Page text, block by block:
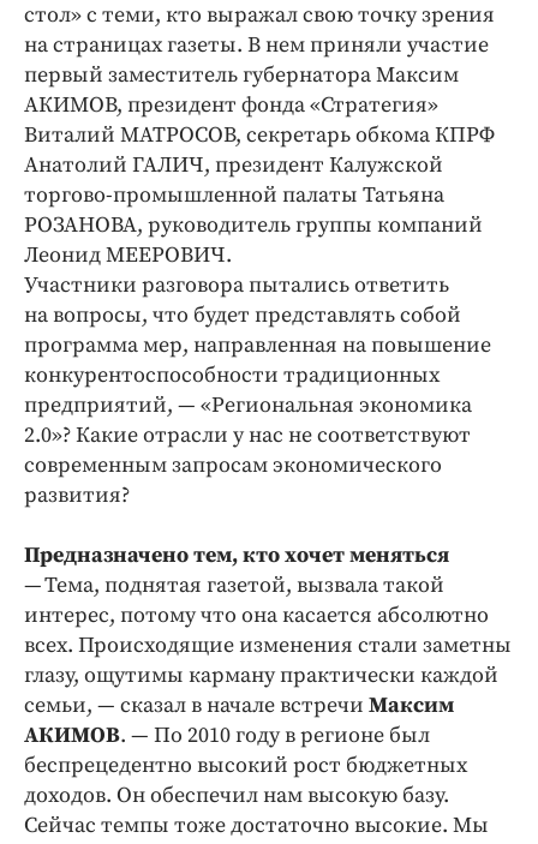
стол» с теми, кто выражал свою точку зрения
на страницах газеты. В нем приняли участие
первый заместитель губернатора Максим
АКИМОВ, президент фонда «Стратегия»
Виталий МАТРОСОВ, секретарь обкома КПРФ
Анатолий ГАЛИЧ, президент Калужской
торгово‑промышленной палаты Татьяна
РОЗАНОВА, руководитель группы компаний
Леонид МЕЕРОВИЧ.
Участники разговора пытались ответить
на вопросы, что будет представлять собой
программа мер, направленная на повышение
конкурентоспособности традиционных
предприятий, — «Региональная экономика
2.0»? Какие отрасли у нас не соответствуют
современным запросам экономического
развития?
Предназначено тем, кто хочет меняться
— Тема, поднятая газетой, вызвала такой
интерес, потому что она касается абсолютно
всех. Происходящие изменения стали заметны
глазу, ощутимы карману практически каждой
семьи, — сказал в начале встречи Максим
АКИМОВ. — По 2010 году в регионе был
беспрецедентно высокий рост бюджетных
доходов. Он обеспечил нам высокую базу.
Сейчас темпы тоже достаточно высокие. Мы